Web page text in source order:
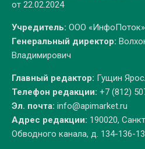
от 22.02.2024
Учредитель: ООО «ИнфоПоток»
Генеральный директор:
Владимирович
Главный редактор: Гущин
Телефон редакции: +7 (812)
Эл. почта: info@apimarket.ru
Адрес редакции: 190020,
Обводного канала, д. 134-136-